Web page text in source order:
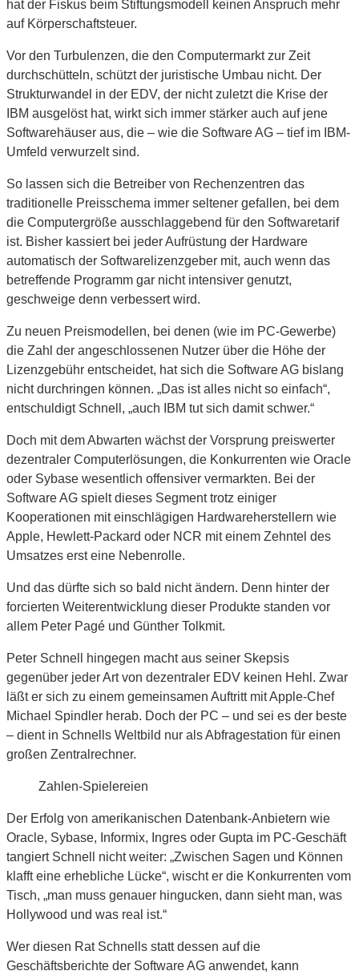
hat der Fiskus beim Stiftungsmodell keinen Anspruch mehr
auf Körperschaftsteuer.
Vor den Turbulenzen, die den Computermarkt zur Zeit
durchschütteln, schützt der juristische Umbau nicht. Der
Strukturwandel in der EDV, der nicht zuletzt die Krise der
IBM ausgelöst hat, wirkt sich immer stärker auch auf jene
Softwarehäuser aus, die – wie die Software AG – tief im IBM-
Umfeld verwurzelt sind.
So lassen sich die Betreiber von Rechenzentren das
traditionelle Preisschema immer seltener gefallen, bei dem
die Computergröße ausschlaggebend für den Softwaretarif
ist. Bisher kassiert bei jeder Aufrüstung der Hardware
automatisch der Softwarelizenzgeber mit, auch wenn das
betreffende Programm gar nicht intensiver genutzt,
geschweige denn verbessert wird.
Zu neuen Preismodellen, bei denen (wie im PC-Gewerbe)
die Zahl der angeschlossenen Nutzer über die Höhe der
Lizenzgebühr entscheidet, hat sich die Software AG bislang
nicht durchringen können. „Das ist alles nicht so einfach“,
entschuldigt Schnell, „auch IBM tut sich damit schwer.“
Doch mit dem Abwarten wächst der Vorsprung preiswerter
dezentraler Computerlösungen, die Konkurrenten wie Oracle
oder Sybase wesentlich offensiver vermarkten. Bei der
Software AG spielt dieses Segment trotz einiger
Kooperationen mit einschlägigen Hardwareherstellern wie
Apple, Hewlett-Packard oder NCR mit einem Zehntel des
Umsatzes erst eine Nebenrolle.
Und das dürfte sich so bald nicht ändern. Denn hinter der
forcierten Weiterentwicklung dieser Produkte standen vor
allem Peter Pagé und Günther Tolkmit.
Peter Schnell hingegen macht aus seiner Skepsis
gegenüber jeder Art von dezentraler EDV keinen Hehl. Zwar
läßt er sich zu einem gemeinsamen Auftritt mit Apple-Chef
Michael Spindler herab. Doch der PC – und sei es der beste
– dient in Schnells Weltbild nur als Abfragestation für einen
großen Zentralrechner.
Zahlen-Spielereien
Der Erfolg von amerikanischen Datenbank-Anbietern wie
Oracle, Sybase, Informix, Ingres oder Gupta im PC-Geschäft
tangiert Schnell nicht weiter: „Zwischen Sagen und Können
klafft eine erhebliche Lücke“, wischt er die Konkurrenten vom
Tisch, „man muss genauer hingucken, dann sieht man, was
Hollywood und was real ist.“
Wer diesen Rat Schnells statt dessen auf die
Geschäftsberichte der Software AG anwendet, kann